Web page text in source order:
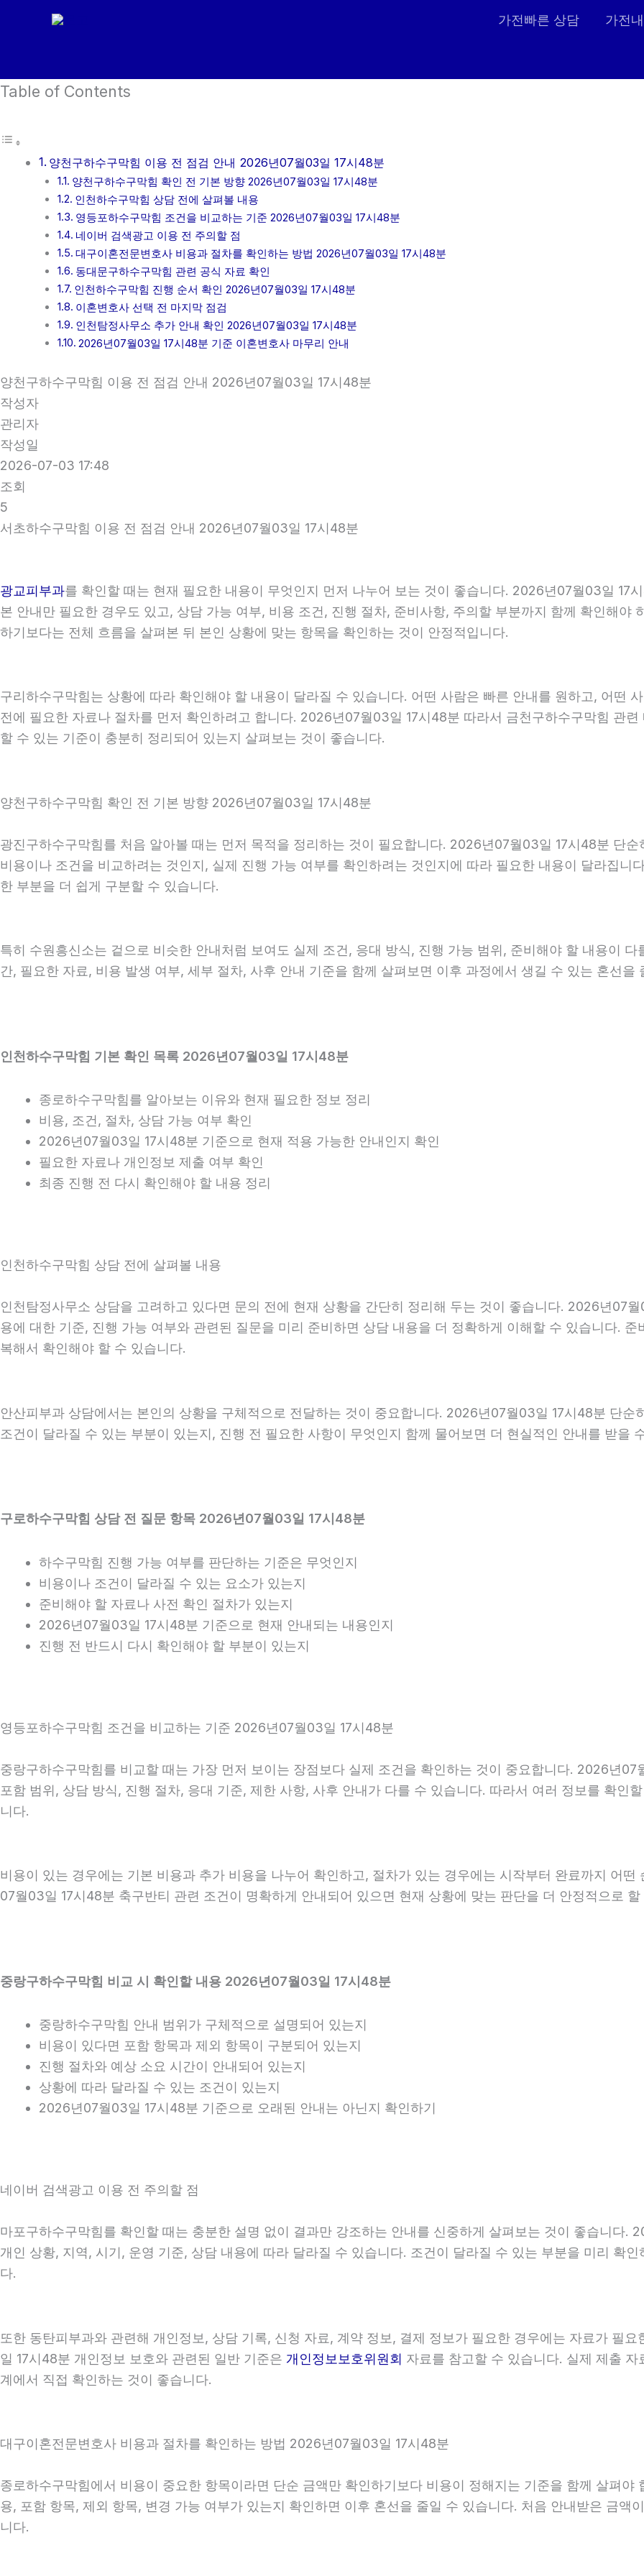
건
뛰
가전빠른 상담 가전
Table of Contents
양천구하수구막힘 이용 전 점검 안내 2026년07월03일 17시48분
양천구하수구막힘 확인 전 기본 방향 2026년07월03일 17시48분
인천하수구막힘 상담 전에 살펴볼 내용
영등포하수구막힘 조건을 비교하는 기준 2026년07월03일 17시48분
네이버 검색광고 이용 전 주의할 점
대구이혼전문변호사 비용과 절차를 확인하는 방법 2026년07월03일 17시48분
동대문구하수구막힘 관련 공식 자료 확인
인천하수구막힘 진행 순서 확인 2026년07월03일 17시48분
이혼변호사 선택 전 마지막 점검
인천탐정사무소 추가 안내 확인 2026년07월03일 17시48분
2026년07월03일 17시48분 기준 이혼변호사 마무리 안내
양천구하수구막힘 이용 전 점검 안내 2026년07월03일 17시48분
작성자
관리자
작성일
2026-07-03 17:48
조회
5
서초하수구막힘 이용 전 점검 안내 2026년07월03일 17시48분
광교피부과를 확인할 때는 현재 필요한 내용이 무엇인지 먼저 나누어 보는 것이 좋습니다. 2026년07월03일 17
본 안내만 필요한 경우도 있고, 상담 가능 여부, 비용 조건, 진행 절차, 준비사항, 주의할 부분까지 함께 확인해야
하기보다는 전체 흐름을 살펴본 뒤 본인 상황에 맞는 항목을 확인하는 것이 안정적입니다.
구리하수구막힘는 상황에 따라 확인해야 할 내용이 달라질 수 있습니다. 어떤 사람은 빠른 안내를 원하고, 어떤
전에 필요한 자료나 절차를 먼저 확인하려고 합니다. 2026년07월03일 17시48분 따라서 금천구하수구막힘 관
할 수 있는 기준이 충분히 정리되어 있는지 살펴보는 것이 좋습니다.
양천구하수구막힘 확인 전 기본 방향 2026년07월03일 17시48분
광진구하수구막힘를 처음 알아볼 때는 먼저 목적을 정리하는 것이 필요합니다. 2026년07월03일 17시48분 단
비용이나 조건을 비교하려는 것인지, 실제 진행 가능 여부를 확인하려는 것인지에 따라 필요한 내용이 달라집니
한 부분을 더 쉽게 구분할 수 있습니다.
특히 수원흥신소는 겉으로 비슷한 안내처럼 보여도 실제 조건, 응대 방식, 진행 가능 범위, 준비해야 할 내용이
간, 필요한 자료, 비용 발생 여부, 세부 절차, 사후 안내 기준을 함께 살펴보면 이후 과정에서 생길 수 있는 혼선을
인천하수구막힘 기본 확인 목록 2026년07월03일 17시48분
종로하수구막힘를 알아보는 이유와 현재 필요한 정보 정리
비용, 조건, 절차, 상담 가능 여부 확인
2026년07월03일 17시48분 기준으로 현재 적용 가능한 안내인지 확인
필요한 자료나 개인정보 제출 여부 확인
최종 진행 전 다시 확인해야 할 내용 정리
인천하수구막힘 상담 전에 살펴볼 내용
인천탐정사무소 상담을 고려하고 있다면 문의 전에 현재 상황을 간단히 정리해 두는 것이 좋습니다. 2026년07
용에 대한 기준, 진행 가능 여부와 관련된 질문을 미리 준비하면 상담 내용을 더 정확하게 이해할 수 있습니다.
복해서 확인해야 할 수 있습니다.
안산피부과 상담에서는 본인의 상황을 구체적으로 전달하는 것이 중요합니다. 2026년07월03일 17시48분 단
조건이 달라질 수 있는 부분이 있는지, 진행 전 필요한 사항이 무엇인지 함께 물어보면 더 현실적인 안내를 받을
구로하수구막힘 상담 전 질문 항목 2026년07월03일 17시48분
하수구막힘 진행 가능 여부를 판단하는 기준은 무엇인지
비용이나 조건이 달라질 수 있는 요소가 있는지
준비해야 할 자료나 사전 확인 절차가 있는지
2026년07월03일 17시48분 기준으로 현재 안내되는 내용인지
진행 전 반드시 다시 확인해야 할 부분이 있는지
영등포하수구막힘 조건을 비교하는 기준 2026년07월03일 17시48분
중랑구하수구막힘를 비교할 때는 가장 먼저 보이는 장점보다 실제 조건을 확인하는 것이 중요합니다. 2026년
포함 범위, 상담 방식, 진행 절차, 응대 기준, 제한 사항, 사후 안내가 다를 수 있습니다. 따라서 여러 정보를 확인
니다.
비용이 있는 경우에는 기본 비용과 추가 비용을 나누어 확인하고, 절차가 있는 경우에는 시작부터 완료까지 어
07월03일 17시48분 축구반티 관련 조건이 명확하게 안내되어 있으면 현재 상황에 맞는 판단을 더 안정적으로 할
중랑구하수구막힘 비교 시 확인할 내용 2026년07월03일 17시48분
중랑하수구막힘 안내 범위가 구체적으로 설명되어 있는지
비용이 있다면 포함 항목과 제외 항목이 구분되어 있는지
진행 절차와 예상 소요 시간이 안내되어 있는지
상황에 따라 달라질 수 있는 조건이 있는지
2026년07월03일 17시48분 기준으로 오래된 안내는 아닌지 확인하기
네이버 검색광고 이용 전 주의할 점
마포구하수구막힘를 확인할 때는 충분한 설명 없이 결과만 강조하는 안내를 신중하게 살펴보는 것이 좋습니다.
개인 상황, 지역, 시기, 운영 기준, 상담 내용에 따라 달라질 수 있습니다. 조건이 달라질 수 있는 부분을 미리 확
다.
또한 동탄피부과와 관련해 개인정보, 상담 기록, 신청 자료, 계약 정보, 결제 정보가 필요한 경우에는 자료가 필
일 17시48분 개인정보 보호와 관련된 일반 기준은 개인정보보호위원회 자료를 참고할 수 있습니다. 실제 제출
계에서 직접 확인하는 것이 좋습니다.
대구이혼전문변호사 비용과 절차를 확인하는 방법 2026년07월03일 17시48분
종로하수구막힘에서 비용이 중요한 항목이라면 단순 금액만 확인하기보다 비용이 정해지는 기준을 함께 살펴
용, 포함 항목, 제외 항목, 변경 가능 여부가 있는지 확인하면 이후 혼선을 줄일 수 있습니다. 처음 안내받은 금액
니다.